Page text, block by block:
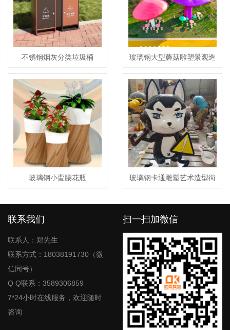
不锈钢烟灰分类垃圾桶
玻璃钢大型蘑菇雕塑景观造
型艺术植物摆件
玻璃钢小蛮腰花瓶
玻璃钢卡通雕塑艺术造型街
区景观小品摆件
联系我们
联系人：郑先生
联系方式：18038191730（微
信同号）
Q Q联系：3589306859
7*24小时在线服务，欢迎随时
咨询
扫一扫加微信